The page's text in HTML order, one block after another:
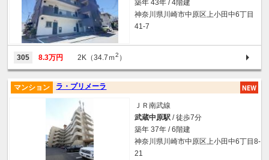
築年 43年 / 4階建
神奈川県川崎市中原区上小田中6丁目
41-7
305 8.3万円 2K（34.7ｍ2 ）
ラ・プリメーラ
マンション
ＪＲ南武線
武蔵中原駅 / 徒歩7分
築年 37年 / 6階建
神奈川県川崎市中原区上小田中6丁目8-
21